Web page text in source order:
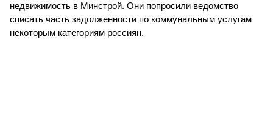
недвижимость в Минстрой. Они попросили ведомство
списать часть задолженности по коммунальным услугам
некоторым категориям россиян.